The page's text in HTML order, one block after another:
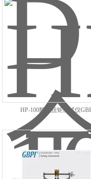
HP-100瓶盖扭矩测试仪